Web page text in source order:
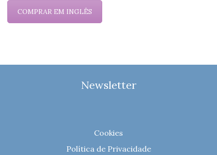
COMPRAR EM INGLÊS
Newsletter
Cookies
Política de Privacidade